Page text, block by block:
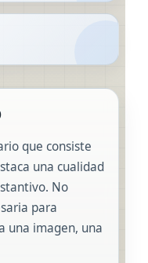
que consiste
una cualidad
No
para
una imagen, una